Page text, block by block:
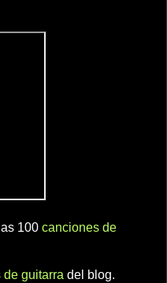
100 canciones de
de guitarra del blog.